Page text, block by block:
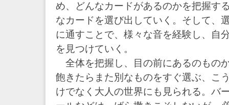
め、どんなカードがあるのかを把握す
なカードを選び出していく。そして、
に通すことで、様々な音を経験し、自
を見つけていく。
全体を把握し、目の前にあるのもの
飽きたらまた別なものをすぐ選ぶ、こ
けでなく大人の世界にも見られる。バ